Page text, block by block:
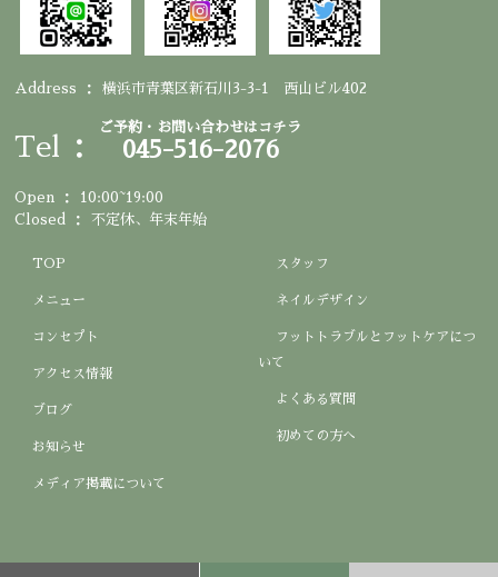
Address 横浜市青葉区新石川3-3-1 西山ビル402
Tel
ご予約・お問い合わせはコチラ
045-516-2076
Open
10:00~19:00
Closed
不定休、年末年始
TOP
メニュー
コンセプト
アクセス情報
ブログ
お知らせ
メディア掲載について
スタッフ
ネイルデザイン
フットトラブルとフットケアにつ
いて
よくある質問
初めての方へ